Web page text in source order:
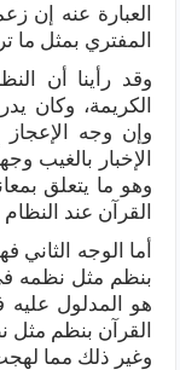
العبارة عنه إن
المفتري بمثل ما
وقد رأينا أن
الكريمة، وكان
وإن وجه
الإخبار بالغيب
وهو ما يتعلق
القرآن عند
أما الوجه الثاني
بنظم مثل نظمه
هو المدلول
القرآن بنظم مثل
وغير ذلك مما